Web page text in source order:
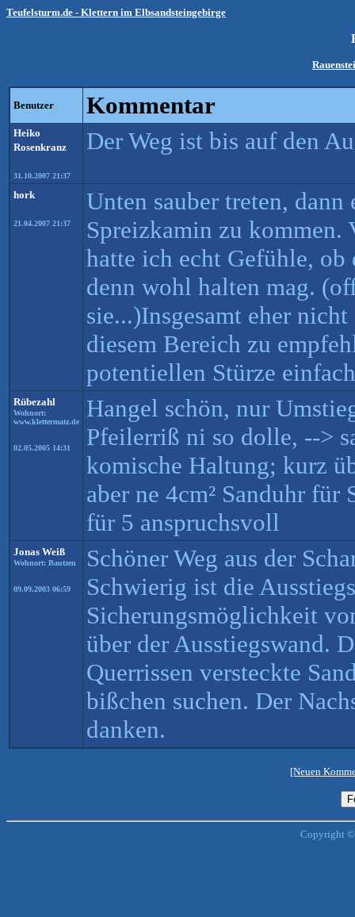
Teufelsturm.de - Klettern im Elbsandsteingebirge
Benutzer Kommentar
Heiko
Rosenkranz
31.10.2007 21:37
Der Weg ist bis auf den
hork
21.04.2007 21:37
Unten sauber treten,
Spreizkamin zu
hatte ich echt Gefühle, ob
denn wohl halten mag.
sie...)Insgesamt eher
diesem Bereich zu
potentiellen Stürze
Rübezahl
Wohnort:
www.klettermatz.de
02.05.2005 14:31
Hangel schön, nur
Pfeilerriß ni so dolle, -->
komische Haltung; kurz
aber ne 4cm² Sanduhr
für 5 anspruchsvoll
Jonas Weiß
Wohnort: Bautzen
09.09.2003 06:59
Schöner Weg aus der
Schwierig ist die
Sicherungsmöglichkeit
über der Ausstiegswand.
Querrissen versteckte
bißchen suchen. Der
danken.
[Neuen
Copyright ©